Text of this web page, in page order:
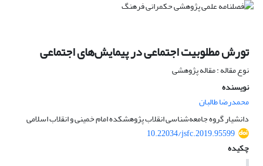
تورش مطلوبیت اجتماعی در پیمایش‌های اجتماعی
نوع مقاله : مقاله پژوهشی
نویسنده
محمدرضا طالبان
دانشیار گروه جامعه‌شناسی انقلاب پژوهشکده امام خمینی و انقلاب اسلامی
10.22034/jsfc.2019.95599
چکیده